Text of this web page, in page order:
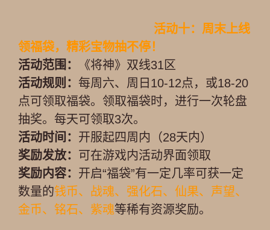
活动十：周末上线
领福袋，精彩宝物抽不停！
活动范围：
《将神》双线31区
活动规则： 每周六、周日10-12点，或18-20
点可领取福袋。领取福袋时，进行一次轮盘
抽奖。每天可领取3次。
活动时间： 开服起四周内（28天内）
奖励发放： 可在游戏内活动界面领取
奖励内容： 开启“福袋”有一定几率可获一定
数量的钱币、战魂、强化石、仙果、声望、
金币、铭石、紫魂等稀有资源奖励。